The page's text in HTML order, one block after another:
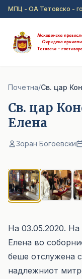
Прејди на главна
МПЦ - ОА Тетовско -
Почетна/Св. цар
Св. цар
Елена
Зоран Богоевски
На 03.05.2020.
Елена во
беше отслужена
надлежниот